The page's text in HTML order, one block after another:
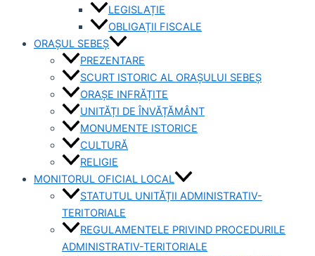
LEGISLAȚIE
OBLIGAȚII FISCALE
ORAȘUL SEBEȘ
PREZENTARE
SCURT ISTORIC AL ORAȘULUI SEBEȘ
ORAȘE INFRĂȚITE
UNITĂȚI DE ÎNVĂȚĂMÂNT
MONUMENTE ISTORICE
CULTURĂ
RELIGIE
MONITORUL OFICIAL LOCAL
STATUTUL UNITĂȚII ADMINISTRATIV-
TERITORIALE
REGULAMENTELE PRIVIND PROCEDURILE
ADMINISTRATIV-TERITORIALE